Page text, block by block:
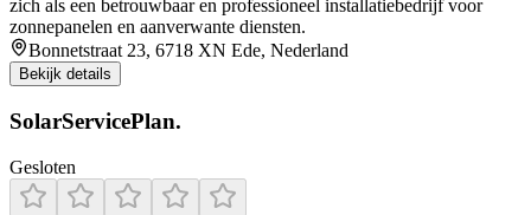
zich als een betrouwbaar en professioneel installatiebedrijf voor
zonnepanelen en aanverwante diensten.
Bonnetstraat 23, 6718 XN Ede, Nederland
Bekijk details
SolarServicePlan.
Gesloten